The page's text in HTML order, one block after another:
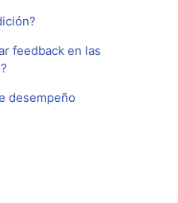
feedback en las
desempeño